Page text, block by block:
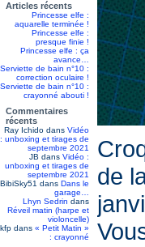
Articles récents
Princesse elfe :
aquarelle terminée !
Princesse elfe :
presque finie !
Princesse elfe : ça
avance…
Serviette de bain n°10 :
correction oculaire !
Serviette de bain n°10 :
crayonné abouti !
Commentaires
récents
Ray Ichido dans Vidéo
: unboxing et tirages de
septembre 2021
JB dans Vidéo :
unboxing et tirages de
septembre 2021
BibiSky51 dans Dans le
garage…
Lhyn Sedrin dans
Réveil matin (harpe et
violoncelle)
kfp dans « Petit Matin »
: crayonné
de